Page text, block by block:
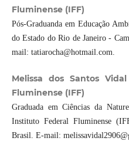
Fluminense (IFF)
Pós-Graduanda em Educação
do Estado do Rio de Janeiro -
mail: tatiarocha@hotmail.com.
Melissa dos Santos
Fluminense (IFF)
Graduada em Ciências da
Instituto Federal Fluminense
Brasil. E-mail: